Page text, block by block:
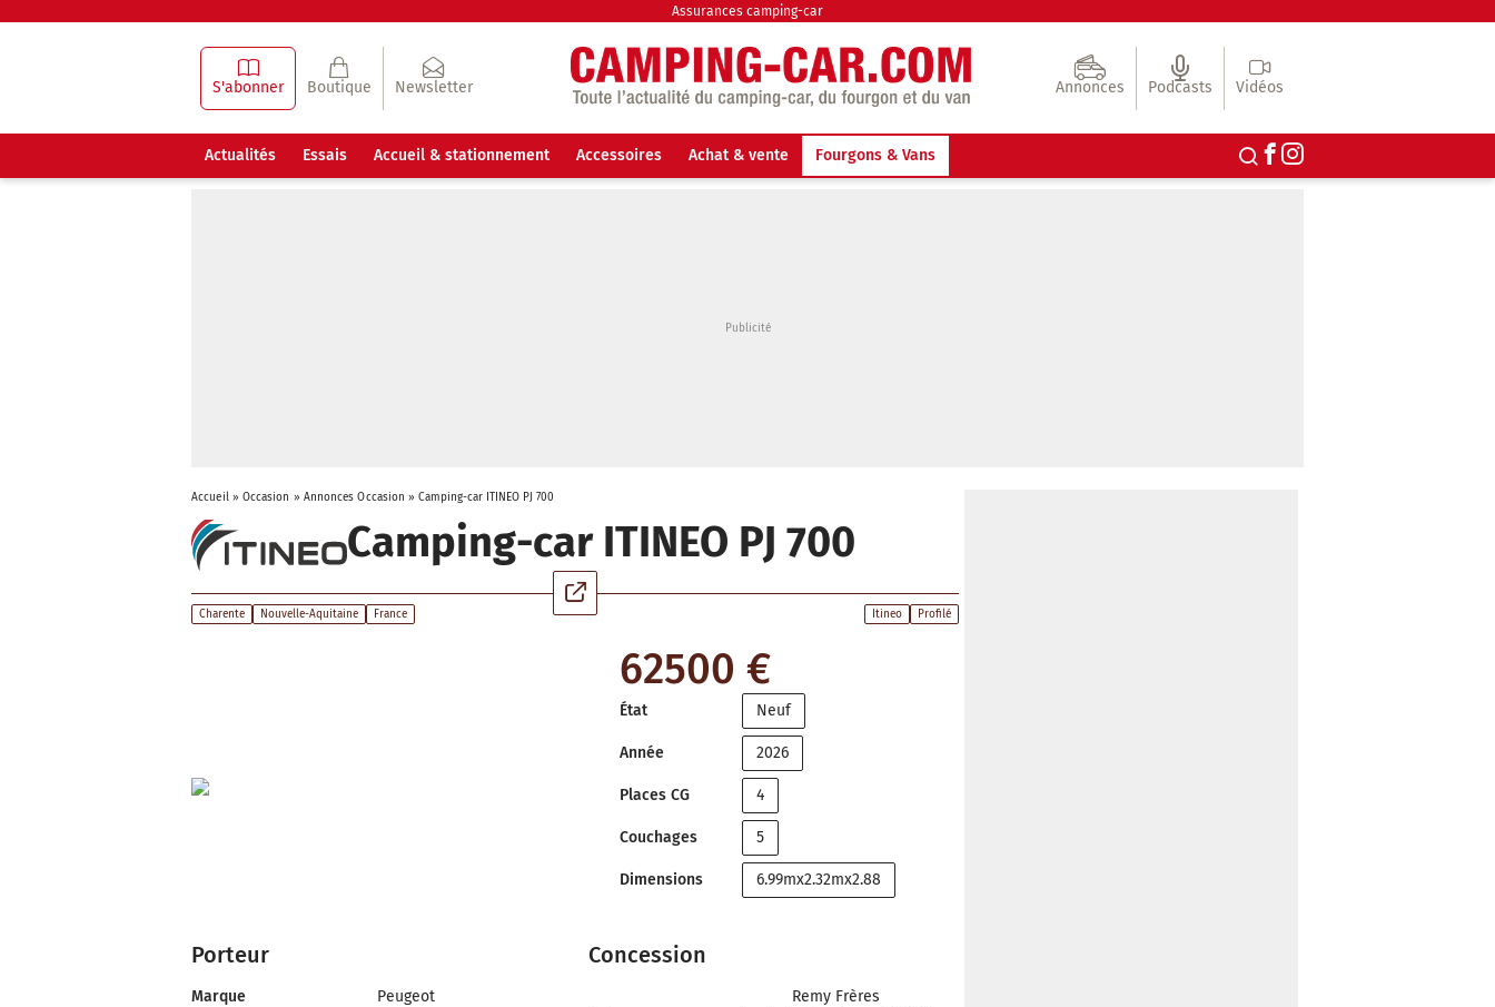
Assurances camping-car
S'abonner Boutique Newsletter Annonces Podcasts Vidéos
Actualités Essais Accueil & stationnement Accessoires Achat & vente Fourgons & Vans
Accueil» Occasion » Annonces Occasion »Camping-car ITINEO PJ 700
Camping-car ITINEO PJ 700
Charente Nouvelle-Aquitaine France Itineo Profilé
62500 €
État Neuf
Année 2026
Places CG 4
Couchages 5
Dimensions 6.99mx2.32mx2.88
Porteur
Marque
Peugeot
Concession
Remy Frères